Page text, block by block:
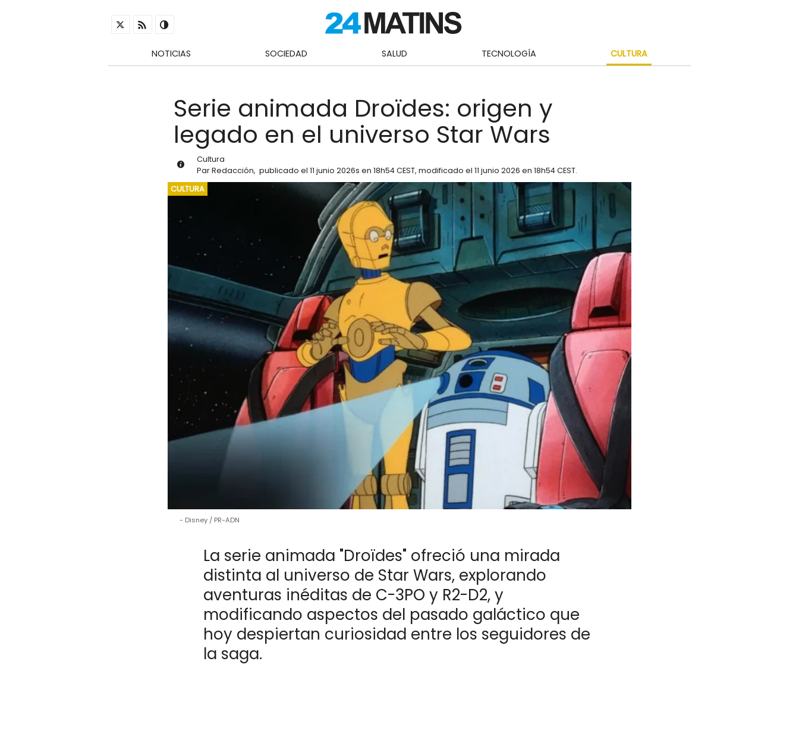
NOTICIAS SOCIEDAD SALUD TECNOLOGÍA CULTURA
Serie animada Droïdes: origen y
legado en el universo Star Wars
Cultura
ParRedacción, publicado el 11 junio 2026s en 18h54 CEST, modificado el 11 junio 2026 en 18h54 CEST.
CULTURA
Disney / PR-ADN
La serie animada "Droïdes" ofreció una mirada
distinta al universo de Star Wars, explorando
aventuras inéditas de C-3PO y R2-D2, y
modificando aspectos del pasado galáctico que
hoy despiertan curiosidad entre los seguidores de
la saga.